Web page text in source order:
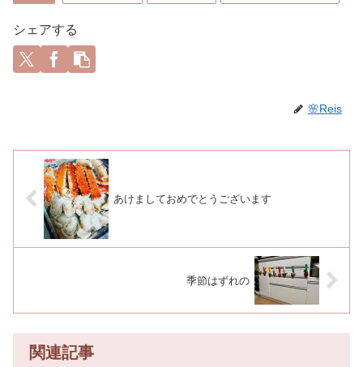
シェアする
🌸Reis
あけましておめでとうございます
季節はずれの
関連記事